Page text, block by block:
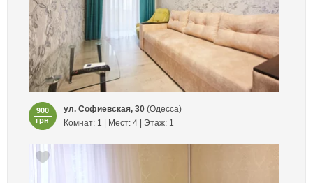
900
грн
ул. Софиевская, 30(Одесса)
Комнат: 1 | Мест: 4 | Этаж: 1